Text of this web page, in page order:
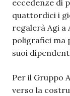
eccedenze di
quattordici i
regalerà Agi a
poligrafici ma
suoi
Per il Gruppo
verso la